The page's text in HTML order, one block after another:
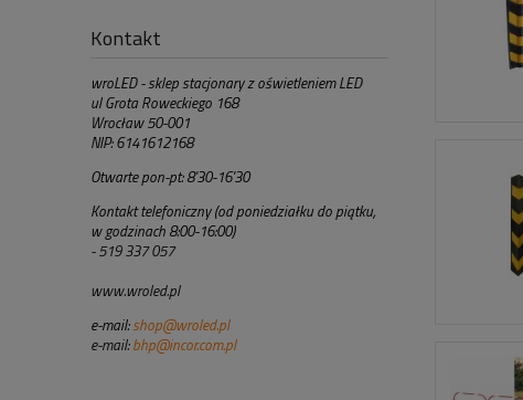
Kontakt
wroLED - sklep stacjonary z oświetleniem LED
ul Grota Roweckiego 168
Wrocław 50-001
NIP: 6141612168
Otwarte pon-pt: 8'30-16'30
Kontakt telefoniczny (od poniedziałku do piątku,
w godzinach 8:00-16:00)
- 519 337 057
www.wroled.pl
e-mail: shop@wroled.pl
e-mail:bhp@incor.com.pl